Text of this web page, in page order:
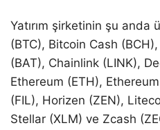
Yatırım şirketinin şu anda
(BTC), Bitcoin Cash
(BAT), Chainlink (LINK),
Ethereum (ETH),
(FIL), Horizen (ZEN),
Stellar (XLM) ve Zcash